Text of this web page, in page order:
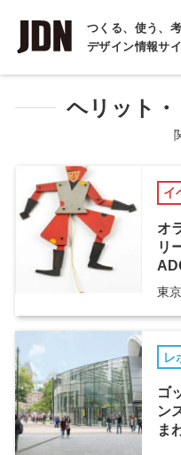
つくる、使う、
デザイン情報サ
INTERVIEW
インタビュー
REPORT
COLUMN
コラム
ヘリット
イ
オ
リ
東
レ
ゴ
ン
ま